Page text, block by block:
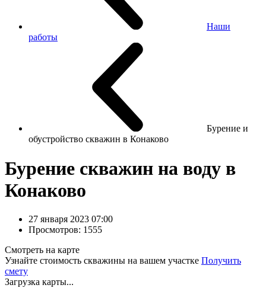
Наши
работы
Бурение и
обустройство скважин в Конаково
Бурение скважин на воду в
Конаково
27 января 2023 07:00
Просмотров: 1555
Смотреть на карте
Узнайте стоимость скважины на вашем участке Получить
смету
Загрузка карты...